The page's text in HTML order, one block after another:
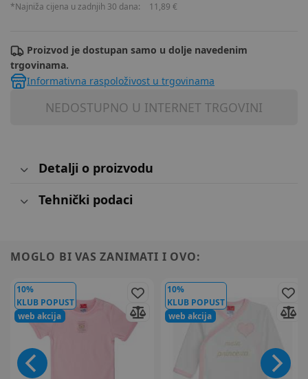
*Najniža cijena u zadnjih 30 dana: 11,89 €
Proizvod je dostupan samo u dolje navedenim
trgovinama.
Informativna raspoloživost u trgovinama
NEDOSTUPNO U INTERNET TRGOVINI
Detalji o proizvodu
Tehnički podaci
MOGLO BI VAS ZANIMATI I OVO:
10%
KLUB POPUST
web akcija
10%
KLUB POPUST
web akcija